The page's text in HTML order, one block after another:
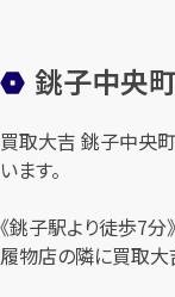
銚子中央
買取大吉 銚子中央
います。
《銚子駅より徒歩7
履物店の隣に買取